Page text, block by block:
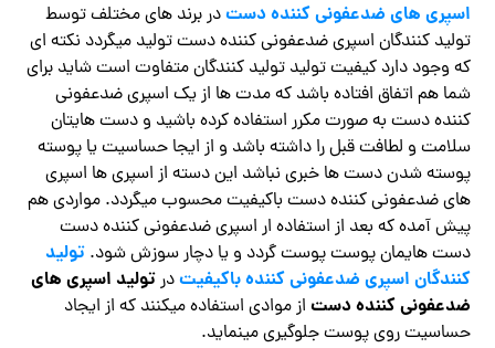
اسپری های ضدعفونی کننده دستدر برند های مختلف توسط
تولید کنندگان اسپری ضدعفونی کننده دست تولید میگردد نکته ای
که وجود دارد کیفیت تولید تولید کنندگان متفاوت است شاید برای
شما هم اتفاق افتاده باشد که مدت ها از یک اسپری ضدعفونی
کننده دست به صورت مکرر استفاده کرده باشید و دست هایتان
سلامت و لطافت قبل را داشته باشد و از ایجا حساسیت یا پوسته
پوسته شدن دست ها خبری نباشد این دسته از اسپری ها اسپری
های ضدعفونی کننده دست باکیفیت محسوب میگردد. مواردی هم
پیش آمده که بعد از استفاده ار اسپری ضدعفونی کننده دست
دست هایمان پوست پوست گردد و یا دچار سوزش شود. تولید
کنندگان اسپری ضدعفونی کننده باکیفیتدرتولید اسپری های
ضدعفونی کننده دست از موادی استفاده میکنند که از ایجاد
حساسیت روی پوست جلوگیری مینماید.